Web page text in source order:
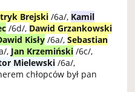
Brejski /6a/, Kamil
/6d/, Dawid Grzankowski
Kisły /6a/,Sebastian
, Jan Krzemiński /6c/,
Mielewski /6a/,
chłopców był pan